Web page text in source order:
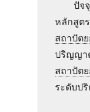
ปัจ
หลักสูต
สถาปัต
ปริญญา
สถาปัต
ระดับป